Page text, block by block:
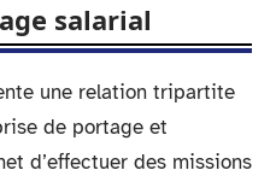
salarial
une relation tripartite
de portage et
d’effectuer des missions